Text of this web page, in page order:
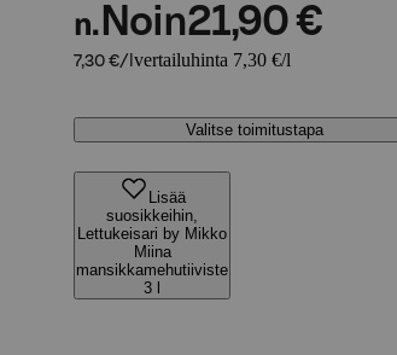
n. Noin21,90 €
7,30 €/l vertailuhinta 7,30 €/l
Valitse toimitustapa
Lisää
suosikkeihin,
Lettukeisari by Mikko
Miina
mansikkamehutiiviste
3 l